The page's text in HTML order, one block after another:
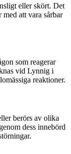
eller skört. Det
att vara sårbar
som reagerar
vid Lynnig i
reaktioner.
berörs av olika
dess innebörd